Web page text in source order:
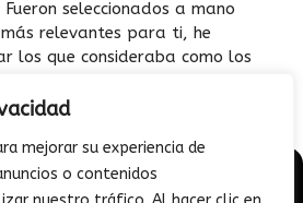
mejorar su experiencia de
o contenidos
seleccionados a mano
relevantes para ti, he
los que consideraba como los
| Todo sobre Diagnóstico vehicular
correctivo | Todos los Derechos